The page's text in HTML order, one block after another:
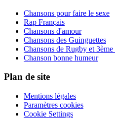
Chansons pour faire le sexe
Rap Français
Chansons d'amour
Chansons des Guinguettes
Chansons de Rugby et
Chanson bonne humeur
Plan de site
Mentions légales
Paramètres cookies
Cookie Settings